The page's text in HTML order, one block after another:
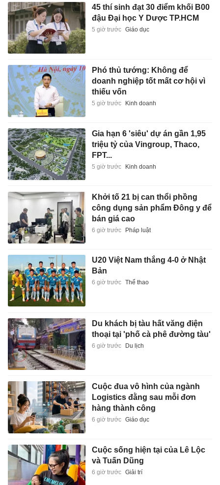
45 thí sinh đạt 30 điểm khối B00
đậu Đại học Y Dược TP.HCM
5 giờ trước Giáo dục
Phó thủ tướng: Không để
doanh nghiệp tốt mất cơ hội vì
thiếu vốn
5 giờ trước Kinh doanh
Gia hạn 6 'siêu' dự án gần 1,95
triệu tỷ của Vingroup, Thaco,
FPT...
5 giờ trước Kinh doanh
Khởi tố 21 bị can thổi phồng
công dụng sản phẩm Đông y để
bán giá cao
6 giờ trước Pháp luật
U20 Việt Nam thắng 4-0 ở Nhật
Bản
6 giờ trước Thể thao
Du khách bị tàu hất văng điện
thoại tại 'phố cà phê đường tàu'
6 giờ trước Du lịch
Cuộc đua vô hình của ngành
Logistics đằng sau mỗi đơn
hàng thành công
6 giờ trước Giáo dục
Cuộc sống hiện tại của Lê Lộc
và Tuấn Dũng
6 giờ trước Giải trí